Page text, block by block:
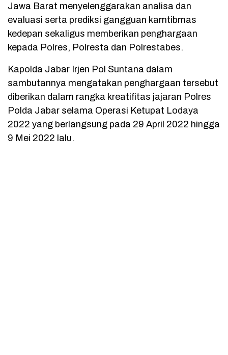
Jawa Barat menyelenggarakan analisa dan
evaluasi serta prediksi gangguan kamtibmas
kedepan sekaligus memberikan penghargaan
kepada Polres, Polresta dan Polrestabes.
Kapolda Jabar Irjen Pol Suntana dalam
sambutannya mengatakan penghargaan tersebut
diberikan dalam rangka kreatifitas jajaran Polres
Polda Jabar selama Operasi Ketupat Lodaya
2022 yang berlangsung pada 29 April 2022 hingga
9 Mei 2022 lalu.